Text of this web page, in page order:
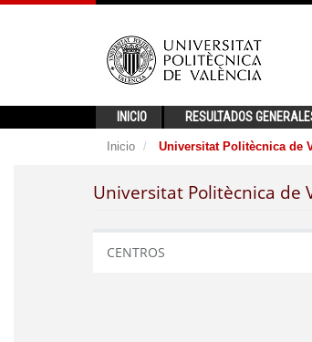
INICIO RESULTADOS
Inicio Universitat Politècnica de
Universitat Politècnica de
CENTROS